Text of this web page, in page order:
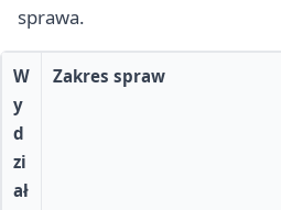
sprawa.
W
y
d
zi
ał
Zakres spraw